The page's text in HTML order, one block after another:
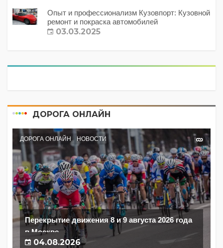
Опыт и профессионализм Кузовпорт: Кузовной
ремонт и покраска автомобилей
03.03.2025
ДОРОГА ОНЛАЙН
ДОРОГА ОНЛАЙН НОВОСТИ
Перекрытие движения 8 и 9 августа 2026 года
в Москве
04.08.2026